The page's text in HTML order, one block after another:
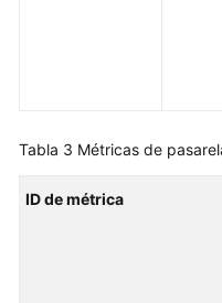
Tabla 3 Métricas de
ID de métrica